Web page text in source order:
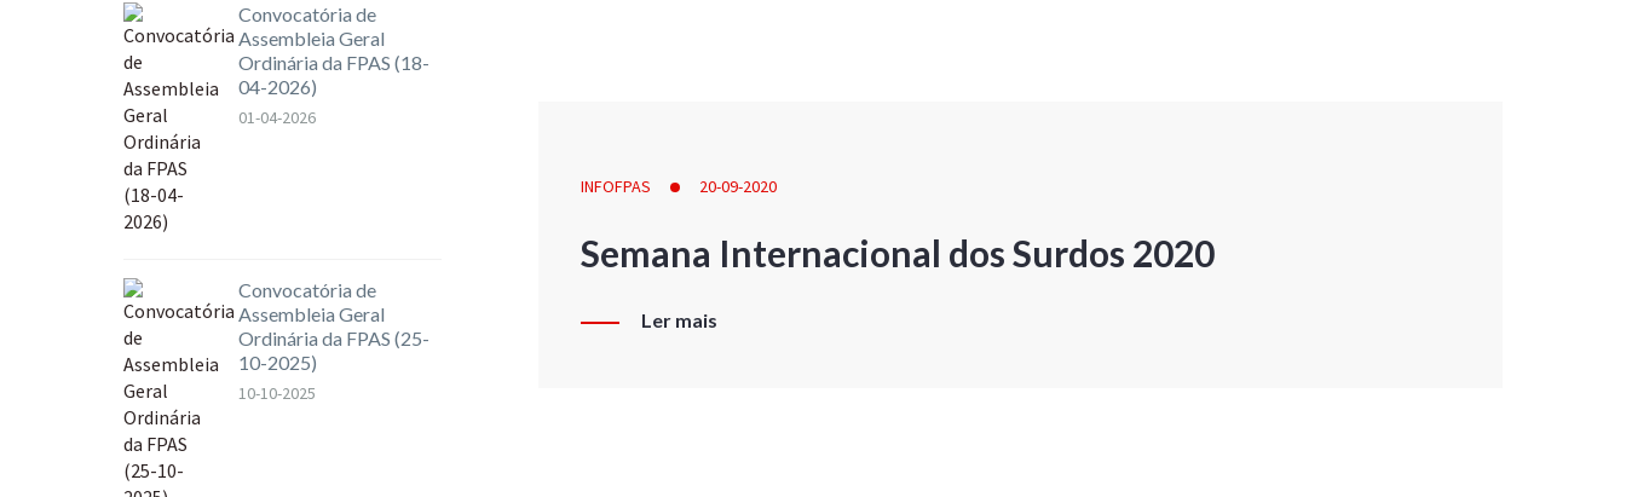
INFOFPAS 20-09-2020
Semana Internacional dos Surdos 2020
Ler mais
Convocatória de
Assembleia Geral
Ordinária da FPAS (18-
04-2026)
01-04-2026
Convocatória de
Assembleia Geral
Ordinária da FPAS (25-
10-2025)
10-10-2025